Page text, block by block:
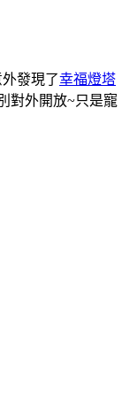
發現了幸福燈塔
對外開放~只是寵